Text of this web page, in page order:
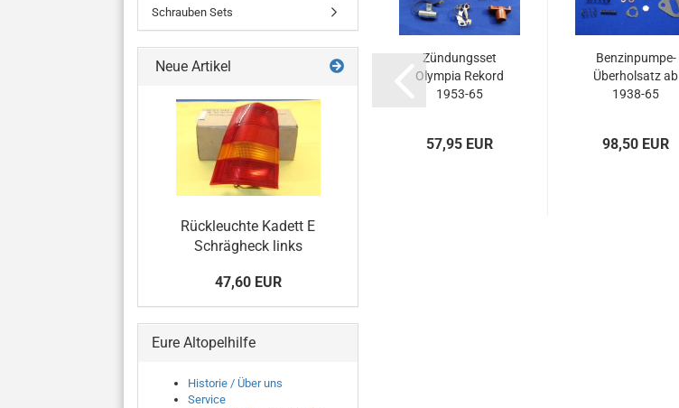
Zündungsset
Olympia Rekord
1953-65
57,95 EUR
Benzinpumpe-
Überholsatz ab
1938-65
98,50 EUR
Schrauben Sets
Neue Artikel
Rückleuchte Kadett E
Schrägheck links
47,60 EUR
Eure Altopelhilfe
Historie / Über uns
Service